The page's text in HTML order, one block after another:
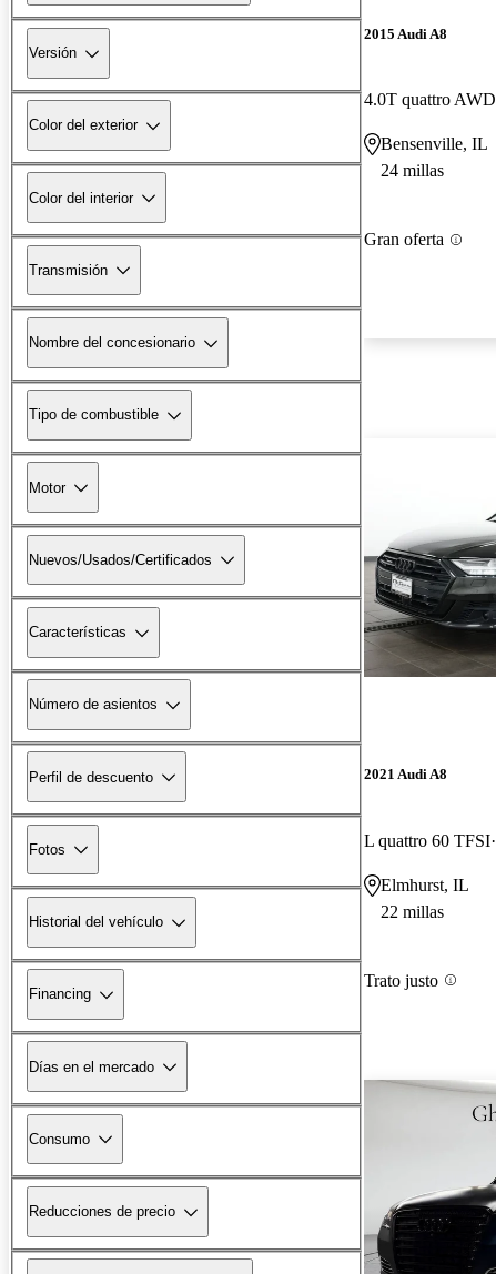
Versión
Color del exterior
Color del interior
Transmisión
Nombre del concesionario
Tipo de combustible
Motor
Nuevos/Usados/Certificados
Características
Número de asientos
Perfil de descuento
Fotos
Historial del vehículo
Financing
Días en el mercado
Consumo
Reducciones de precio
2015 Audi A8
4.0T quattro AWD
Bensenville, IL
24 millas
Gran oferta
2021 Audi A8
L quattro 60 TFSI
Elmhurst, IL
22 millas
Trato justo